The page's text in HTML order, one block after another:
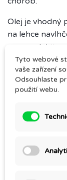
Olej je vhodný
na lehce
nezanechá ji
Po přidání do
prostředek
studena.
Tyto webové
vaše zařízení
Odsouhlaste
použití webu.